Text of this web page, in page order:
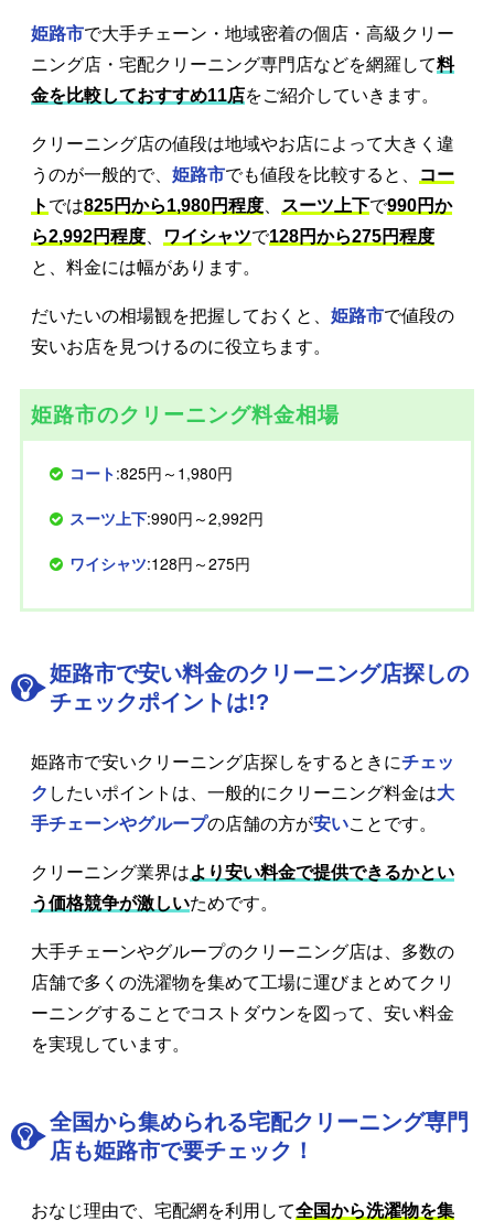
姫路市で大手チェーン・地域密着の個店・高級クリー
ニング店・宅配クリーニング専門店などを網羅して料
金を比較しておすすめ11店をご紹介していきます。
クリーニング店の値段は地域やお店によって大きく違
うのが一般的で、 姫路市でも値段を比較すると、
コー
ト では825円から1,980円程度 スーツ上下で990円か
ら2,992円程度
ワイシャツで128円から275円程度
と、料金には幅があります。
だいたいの相場観を把握しておくと、 姫路市で値段の
安いお店を見つけるのに役立ちます。
姫路市のクリーニング料金相場
コート:825円～1,980円
スーツ上下:990円～2,992円
ワイシャツ:128円～275円
姫路市で安い料金のクリーニング店探しの
チェックポイントは!?
姫路市で安いクリーニング店探しをするときにチェッ
ク したいポイントは、一般的にクリーニング料金は大
手チェーンやグループの店舗の方が安いことです。
クリーニング業界はより安い料金で提供できるかとい
う価格競争が激しいためです。
大手チェーンやグループのクリーニング店は、多数の
店舗で多くの洗濯物を集めて工場に運びまとめてクリ
ーニングすることでコストダウンを図って、安い料金
を実現しています。
全国から集められる宅配クリーニング専門
店も姫路市で要チェック！
おなじ理由で、宅配網を利用して全国から洗濯物を集